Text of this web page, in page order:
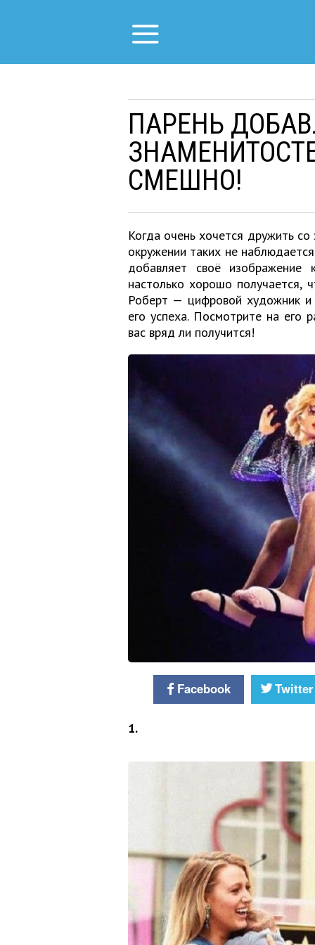
ПАРЕНЬ
СМЕШНО!
Когда очень хочется дружить
окружении таких не
добавляет своё
настолько хорошо получается,
Роберт — цифровой художник и
его успеха. Посмотрите на его
вас вряд ли получится!
Facebook Twitter
1.